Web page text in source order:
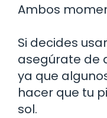
Ambos
Si decides
asegúrate de
ya que
hacer que tu
sol.